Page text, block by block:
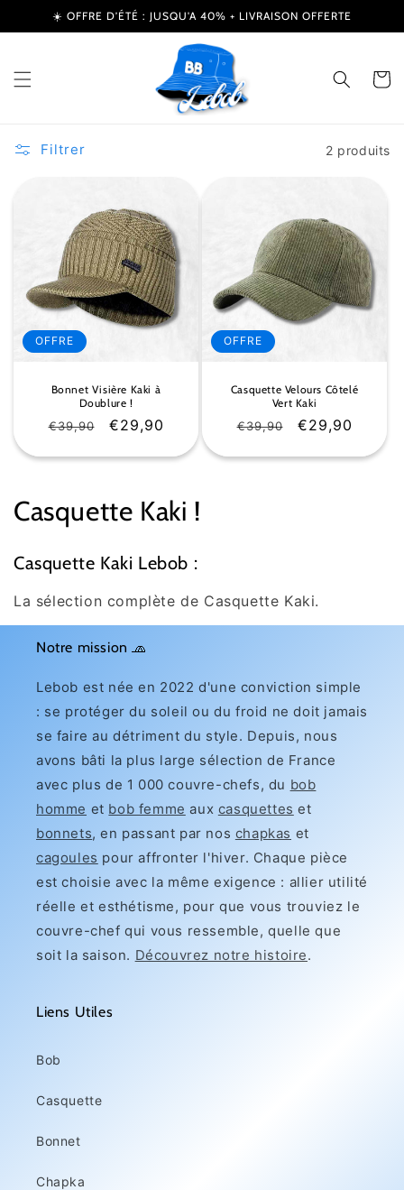
passer
au
☀️ OFFRE D’ÉTÉ : JUSQU'A 40% + LIVRAISON OFFERTE
Panier
Filtrer 2 produits
OFFRE
Bonnet Visière Kaki à
Doublure !
Prix
€39,90
Prix
€29,90
OFFRE
Casquette Velours Côtelé
Vert Kaki
Prix
€39,90
Prix
€29,90
C
l
l
Casquette Kaki !
Casquette Kaki Lebob :
La sélection complète de Casquette Kaki.
Notre mission 🧢
Lebob est née en 2022 d'une conviction simple
: se protéger du soleil ou du froid ne doit jamais
se faire au détriment du style. Depuis, nous
avons bâti la plus large sélection de France
avec plus de 1 000 couvre-chefs, du bob
homme et bob femme aux casquettes et
bonnets, en passant par nos chapkas et
cagoules pour affronter l'hiver. Chaque pièce
est choisie avec la même exigence : allier utilité
réelle et esthétisme, pour que vous trouviez le
couvre-chef qui vous ressemble, quelle que
soit la saison. Découvrez notre histoire.
Liens Utiles
Bob
Casquette
Bonnet
Chapka